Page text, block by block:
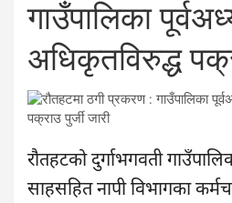
गाउँपालिका
अधिकृतविरुद्ध
रौतहटको दुर्गाभगवती
साहसहित नापी विभागका